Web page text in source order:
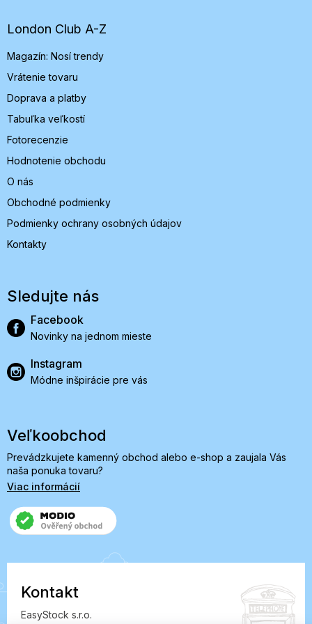
e
London Club A-Z
Magazín: Nosí trendy
Vrátenie tovaru
Doprava a platby
Tabuľka veľkostí
Fotorecenzie
Hodnotenie obchodu
O nás
Obchodné podmienky
Podmienky ochrany osobných údajov
Kontakty
Sledujte nás
Facebook
Novinky na jednom mieste
Instagram
Módne inšpirácie pre vás
Veľkoobchod
Prevádzkujete kamenný obchod alebo e-shop a zaujala Vás
naša ponuka tovaru?
Viac informácií
Kontakt
EasyStock s.r.o.